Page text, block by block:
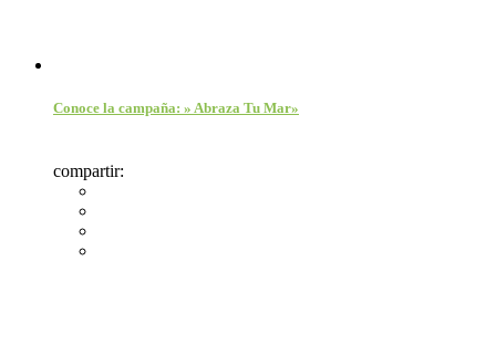
Conoce la campaña: » Abraza Tu Mar»
compartir: